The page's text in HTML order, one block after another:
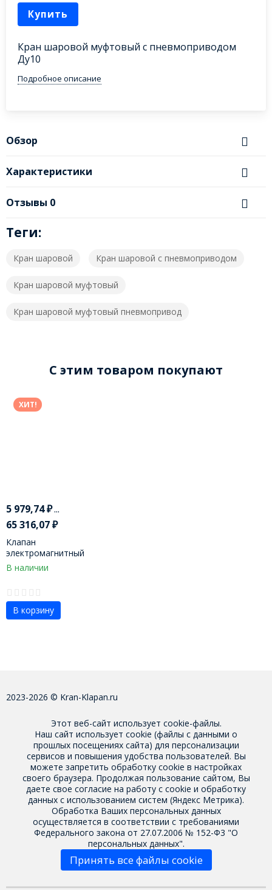
Купить
Кран шаровой муфтовый с пневмоприводом
Ду10
Подробное описание
Обзор
Характеристики
Отзывы 0
Теги:
Кран шаровой Кран шаровой с пневмоприводом
Кран шаровой муфтовый
Кран шаровой муфтовый пневмопривод
C этим товаром покупают
ХИТ!
5 979,74₽...
65 316,07₽
Клапан
электромагнитный
2W21, 2W12
В наличии
В корзину
2023-2026 © Kran-Klapan.ru
Этот веб-сайт использует cookie-файлы.
Наш сайт использует cookie (файлы с данными о
прошлых посещениях сайта) для персонализации
сервисов и повышения удобства пользователей. Вы
можете запретить обработку cookie в настройках
своего браузера. Продолжая пользование сайтом, Вы
даете свое согласие на работу с cookie и обработку
данных с использованием систем (Яндекс Метрика).
Обработка Ваших персональных данных
осуществляется в соответствии с требованиями
Федерального закона от 27.07.2006 № 152-Ф3 "О
персональных данных".
Принять все файлы cookie